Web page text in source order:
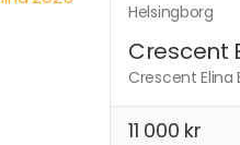
Helsingborg
Crescent
Crescent Elina
11 000 kr